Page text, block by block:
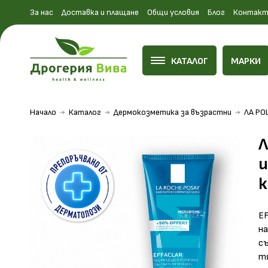
За нас Доставка и плащане Общи условия Блог
КАТАЛОГ МАРКИ
Начало Каталог Дермокозметика за възрастни ЛА